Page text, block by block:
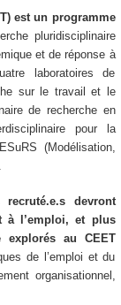
est un programme
pluridisciplinaire
et de réponse à
laboratoires de
sur le travail et le
de recherche en
pour la
(Modélisation,
devront
à l’emploi, et plus
explorés au CEET
de l’emploi et du
organisationnel,